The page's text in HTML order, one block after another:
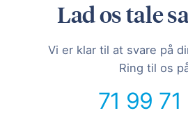
Lad os tale
Vi er klar til at svare på
Ring til os
71 99